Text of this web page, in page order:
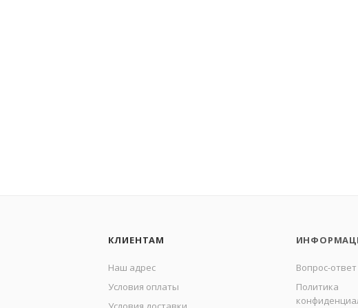
КЛИЕНТАМ
Наш адрес
Условия оплаты
Вопрос-ответ
Политика